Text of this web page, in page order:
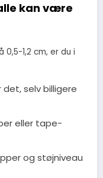
kan være
1,2 cm, er du i
selv billigere
eller tape-
og støjniveau